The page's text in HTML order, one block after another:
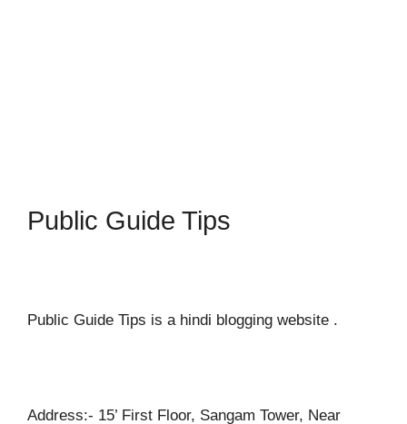
Public Guide Tips
Public Guide Tips is a hindi blogging website .
Address:- 15’ First Floor, Sangam Tower, Near